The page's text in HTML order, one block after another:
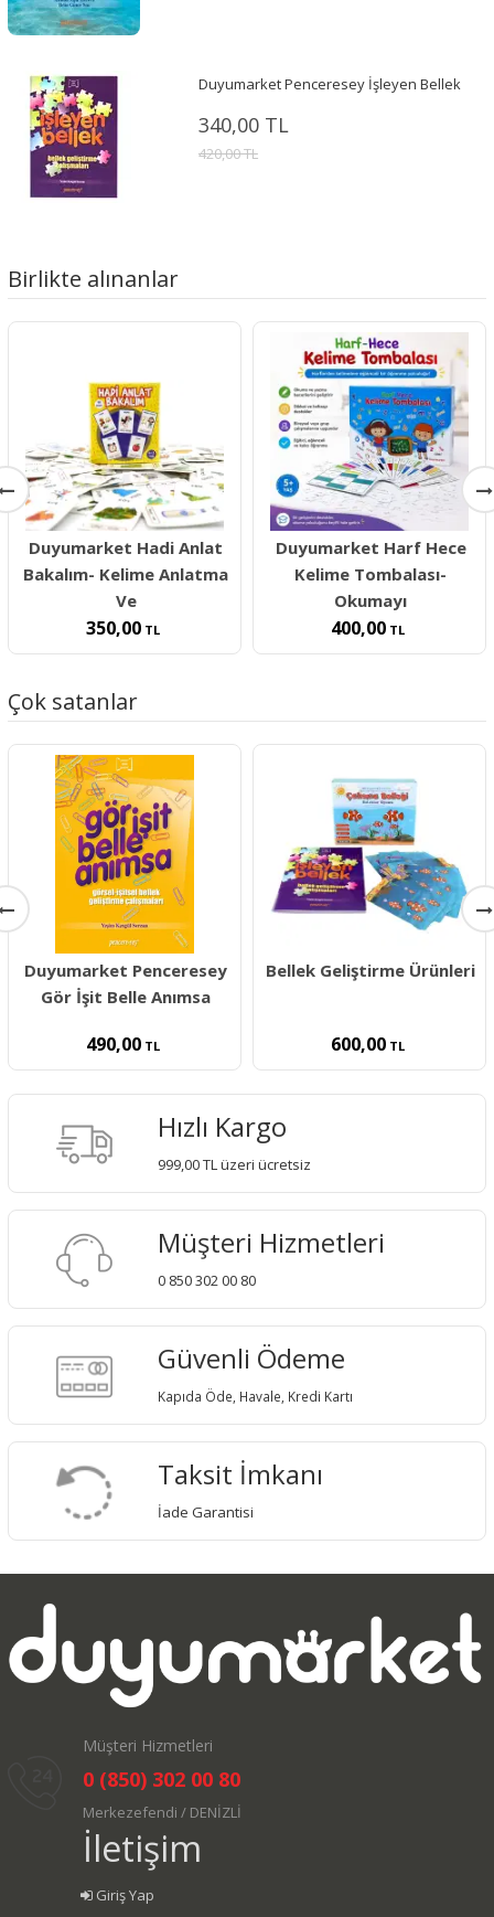
Duyumarket Penceresey İşleyen Bellek
340,00 TL
420,00 TL
Birlikte alınanlar
Duyumarket Hadi Anlat
Bakalım- Kelime Anlatma
Ve
350,00 TL
Duyumarket Harf Hece
Kelime Tombalası-
Okumayı
400,00 TL
Çok satanlar
Duyumarket Penceresey
Gör İşit Belle Anımsa
490,00 TL
Bellek Geliştirme Ürünleri
600,00 TL
Hızlı Kargo
999,00 TL üzeri ücretsiz
Müşteri Hizmetleri
0 850 302 00 80
Güvenli Ödeme
Kapıda Öde, Havale, Kredi Kartı
Taksit İmkanı
İade Garantisi
Müşteri Hizmetleri
0 (850) 302 00 80
Merkezefendi / DENİZLİ
İletişim
Giriş Yap